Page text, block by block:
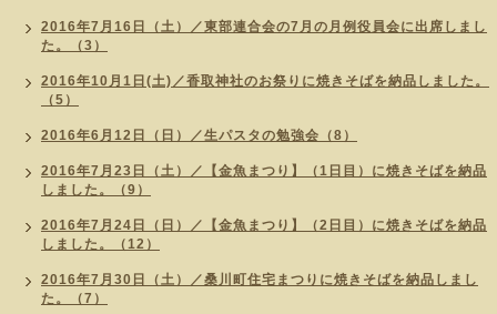
2016年7月16日（土）／東部連合会の7月の月例役員会に出席しまし
た。（3）
2016年10月1日(土)／香取神社のお祭りに焼きそばを納品しました。
（5）
2016年6月12日（日）／生パスタの勉強会（8）
2016年7月23日（土）／【金魚まつり】（1日目）に焼きそばを納品
しました。（9）
2016年7月24日（日）／【金魚まつり】（2日目）に焼きそばを納品
しました。（12）
2016年7月30日（土）／桑川町住宅まつりに焼きそばを納品しまし
た。（7）